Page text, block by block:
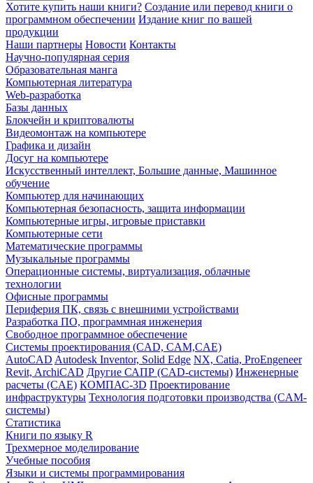
Хотите купить наши книги? Создание или перевод книги о
программном обеспечении Издание книг по вашей
продукции
Наши партнеры Новости Контакты
Научно-популярная серия
Образовательная манга
Компьютерная литература
Web-разработка
Базы данных
Блокчейн и криптовалюты
Видеомонтаж на компьютере
Графика и дизайн
Досуг на компьютере
Искусственный интеллект, Большие данные, Машинное
обучение
Компьютер для начинающих
Компьютерная безопасность, защита информации
Компьютерные игры, игровые приставки
Компьютерные сети
Математические программы
Музыкальные программы
Операционные системы, виртуализация, облачные
технологии
Офисные программы
Периферия ПК, связь с внешними устройствами
Разработка ПО, программная инженерия
Свободное программное обеспечение
Системы проектирования (CAD, CAM,CAE)
AutoCAD Autodesk Inventor, Solid Edge NX, Catia, ProEngeneer
Revit, ArchiCAD Другие САПР (CAD-системы) Инженерные
расчеты (CAE) КОМПАС-3D Проектирование
инфраструктуры Технология подготовки производства (CAM-
системы)
Статистика
Книги по языку R
Трехмерное моделирование
Учебные пособия
Языки и системы программирования